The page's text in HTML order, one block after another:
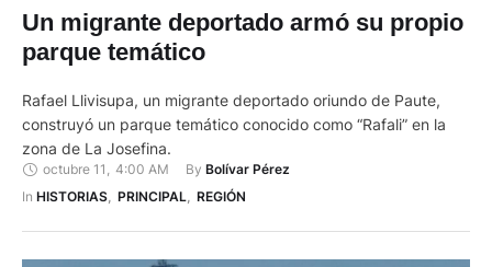
Un migrante deportado armó su propio
parque temático
Rafael Llivisupa, un migrante deportado oriundo de Paute,
construyó un parque temático conocido como “Rafali” en la
zona de La Josefina.
octubre 11 4:00 AM By Bolívar Pérez
In HISTORIAS, PRINCIPAL, REGIÓN